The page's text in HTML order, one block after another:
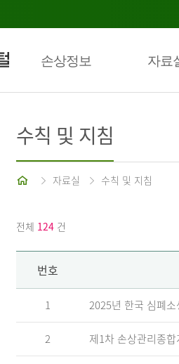
손상정보 자료
수칙 및 지침
자료실 수칙 및 지침
전체 124 건
번호
1 2025년 한국 심폐
2 제1차 손상관리종